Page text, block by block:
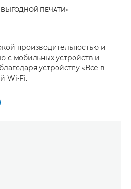
ПЕЧАТИ»
производительностью и
с мобильных устройств и
устройству «Все в
Wi-Fi.